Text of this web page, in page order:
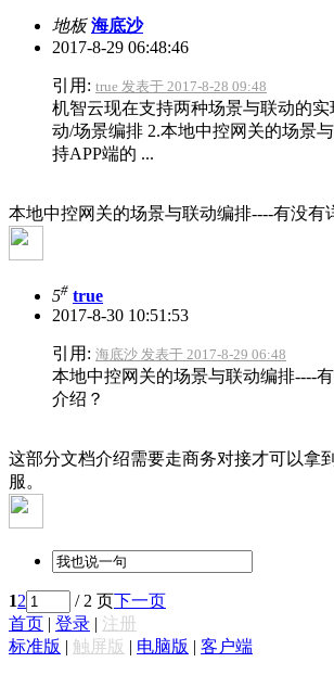
地板 海底沙
2017-8-29 06:48:46
引用: true 发表于 2017-8-28 09:48
机智云现在支持两种场景与联动的实
动/场景编排 2.本地中控网关的场景
持APP端的 ...
本地中控网关的场景与联动编排----有没有
5# true
2017-8-30 10:51:53
引用: 海底沙 发表于 2017-8-29 06:48
本地中控网关的场景与联动编排----
介绍？
这部分文档介绍需要走商务对接才可以拿
服。
12 / 2 页下一页
首页 | 登录 | 注册
标准版 | 触屏版 | 电脑版 | 客户端